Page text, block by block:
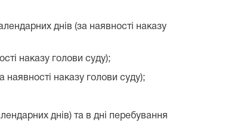
днів (за наявності наказу
наказу голови суду);
наявності наказу голови суду);
днів) та в дні перебування